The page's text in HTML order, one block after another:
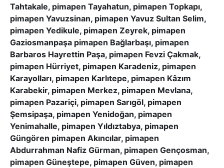
Tahtakale, pimapen Tayahatun, pimapen Topkapı,
pimapen Yavuzsinan, pimapen Yavuz Sultan Selim,
pimapen Yedikule, pimapen Zeyrek, pimapen
Gaziosmanpaşa pimapen Bağlarbaşı, pimapen
Barbaros Hayrettin Paşa, pimapen Fevzi Çakmak,
pimapen Hürriyet, pimapen Karadeniz, pimapen
Karayolları, pimapen Karlıtepe, pimapen Kâzım
Karabekir, pimapen Merkez, pimapen Mevlana,
pimapen Pazariçi, pimapen Sarıgöl, pimapen
Şemsipaşa, pimapen Yenidoğan, pimapen
Yenimahalle, pimapen Yıldıztabya, pimapen
Güngören pimapen Akıncılar, pimapen
Abdurrahman Nafiz Gürman, pimapen Gençosman,
pimapen Güneştepe, pimapen Güven, pimapen